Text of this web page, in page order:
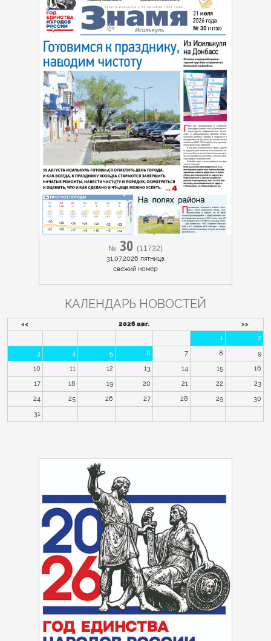
№ 30 (11732)
31.07.2026 пятница
cвежий номер
КАЛЕНДАРЬ НОВОСТЕЙ
<< 2026 авг.
>>
1
2
3
4 5 6 7 8
9
10
11 12 13 14 15
16
17
18 19 20 21 22
23
24
25 26 27 28 29
30
31